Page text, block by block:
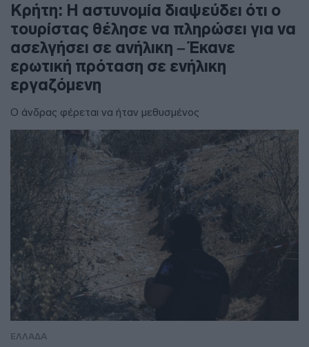
Κρήτη: Η αστυνομία διαψεύδει ότι ο
τουρίστας θέλησε να πληρώσει για να
ασελγήσει σε ανήλικη – Έκανε
ερωτική πρόταση σε ενήλικη
εργαζόμενη
Ο άνδρας φέρεται να ήταν μεθυσμένος
ΕΛΛΑΔΑ